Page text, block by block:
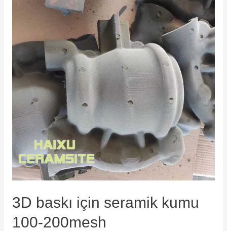
3D baskı için seramik kumu
100-200mesh